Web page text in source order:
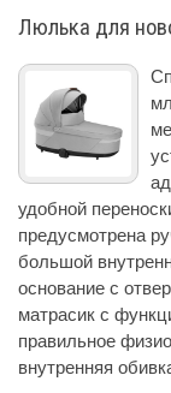
Люлька для
удобной
предусмотрена
большой
основание с
матрасик с
правильное
внутренняя